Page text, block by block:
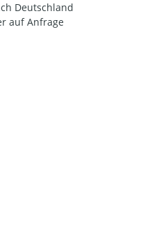
Deutschland
auf Anfrage